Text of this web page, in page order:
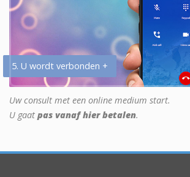
5. U wordt verbonden +
Uw consult met een online medium start.
U gaat pas vanaf hier betalen.